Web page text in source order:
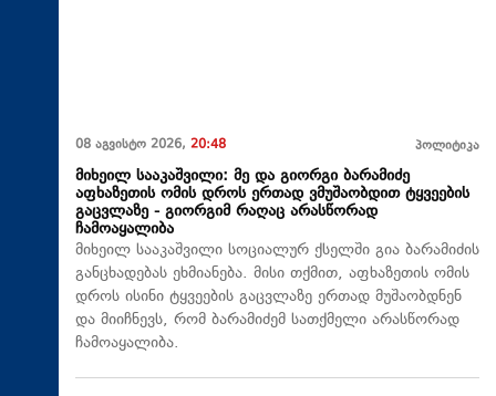
08 აგვისტო 2026, 20:48 პოლიტიკა
მიხეილ სააკაშვილი: მე და გიორგი ბარამიძე
აფხაზეთის ომის დროს ერთად ვმუშაობდით ტყვეების
გაცვლაზე - გიორგიმ რაღაც არასწორად
ჩამოაყალიბა
მიხეილ სააკაშვილი სოციალურ ქსელში გია ბარამიძის
განცხადებას ეხმიანება. მისი თქმით, აფხაზეთის ომის
დროს ისინი ტყვეების გაცვლაზე ერთად მუშაობდნენ
და მიიჩნევს, რომ ბარამიძემ სათქმელი არასწორად
ჩამოაყალიბა.